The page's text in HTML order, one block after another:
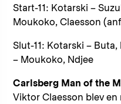
Start-11: Kotarski –
Moukoko, Claesson
Slut-11: Kotarski –
– Moukoko, Ndjee
Carlsberg Man of the
Viktor Claesson blev